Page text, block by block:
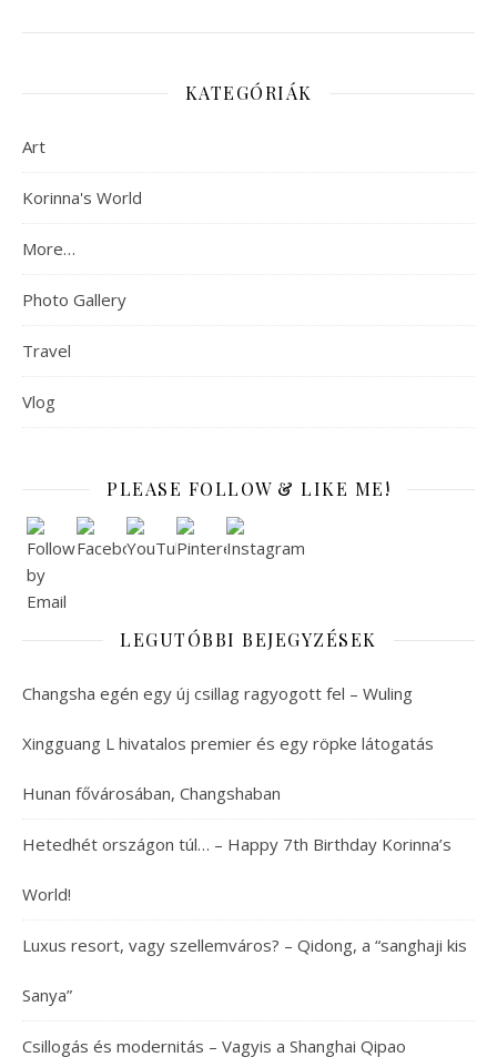
KATEGÓRIÁK
Art
Korinna's World
More…
Photo Gallery
Travel
Vlog
PLEASE FOLLOW & LIKE ME!
LEGUTÓBBI BEJEGYZÉSEK
Changsha egén egy új csillag ragyogott fel – Wuling
Xingguang L hivatalos premier és egy röpke látogatás
Hunan fővárosában, Changshaban
Hetedhét országon túl… – Happy 7th Birthday Korinna’s
World!
Luxus resort, vagy szellemváros? – Qidong, a “sanghaji kis
Sanya”
Csillogás és modernitás – Vagyis a Shanghai Qipao